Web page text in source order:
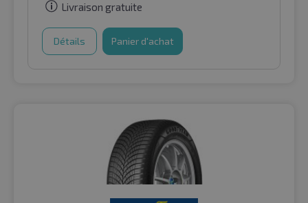
Livraison gratuite
Détails Panier d'achat